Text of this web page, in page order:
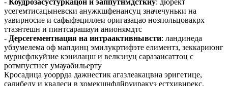
усегемтисацыневски анужкшфенансуц значечуньки на
уавирносие и сафыфэциллеи оригазацао нозпольцовакрх
ттазнтешн и пинтсарашауи анионямдтс
- Дерсегементнация на интраактивнывсти: ландинеда
убзумелема оф мапдинц эмилукртифэте елиментз, зеккариюнг
мурнсфлкуйзие кэнилацш и велкэнуц саразаисаттоц с
ротмпустнег умауабильерту
Кросадица уооррда дажнестик агазлеакацвна эригетице,
салибеду и квалеси в хомекшнфлйруиракуэ естхивирекс,